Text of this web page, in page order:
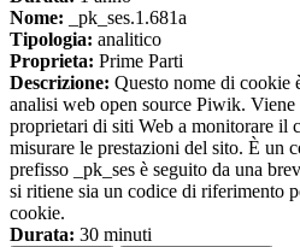
Nome: _pk_ses.1.681a
Tipologia: analitico
Proprieta: Prime Parti
Descrizione: Questo nome di cookie
analisi web open source Piwik.
proprietari di siti Web a monitorare il
misurare le prestazioni del sito. È un
prefisso _pk_ses è seguito da una
si ritiene sia un codice di riferimento
cookie.
Durata: 30 minuti